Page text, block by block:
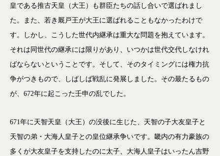
皇である推古天皇（大王）も群臣たちの話し合いで選ばれまし
た。また、若き厩戸王が大王に選ばれることもなかったわけで
す。しかし、こうした世代内継承は重大な問題を抱えています。
それは同世代の継承には限りがあり、いつかは世代交代しなけれ
ばならないということです。そして、そのタイミングには権力抗
争がつきもので、しばしば戦乱に発展しました。その最たるもの
が、672年に起こった壬申の乱でした。
671年に天智天皇（大王）の没後に生じた、天智の子大友皇子と
天智の弟・大海人皇子との皇位継承争いです。畿内の有力豪族の
多くが大友皇子を支持したのに太子、大海人皇子はいったん吉野